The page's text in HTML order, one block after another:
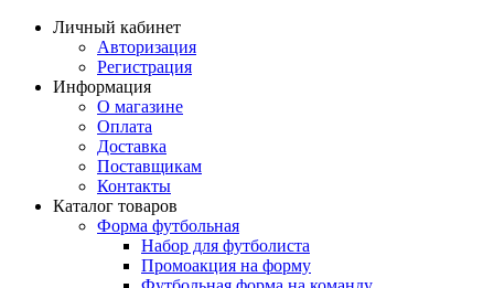
Личный кабинет
Авторизация
Регистрация
Информация
О магазине
Оплата
Доставка
Поставщикам
Контакты
Каталог товаров
Форма футбольная
Набор для футболиста
Промоакция на форму